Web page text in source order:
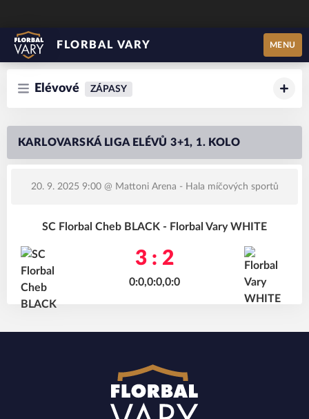
FLORBAL VARY MENU
Elévové ZÁPASY
KARLOVARSKÁ LIGA ELÉVŮ 3+1, 1. KOLO
20. 9. 2025 9:00@ Mattoni Arena - Hala míčových sportů
SC Florbal Cheb BLACK - Florbal Vary WHITE
3 : 2
0:0,0:0,0:0